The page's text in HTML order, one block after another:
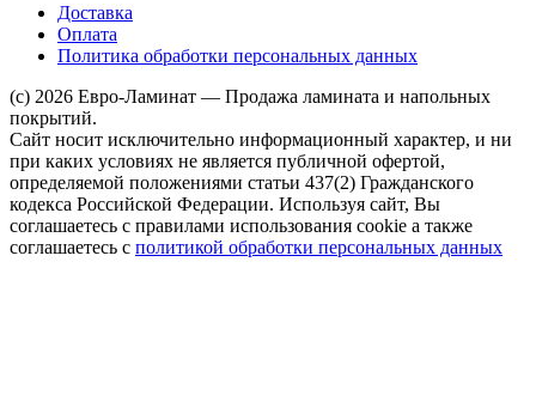
Доставка
Оплата
Политика обработки персональных данных
(c) 2026 Евро-Ламинат — Продажа ламината и напольных
покрытий.
Сайт носит исключительно информационный характер, и ни
при каких условиях не является публичной офертой,
определяемой положениями статьи 437(2) Гражданского
кодекса Российской Федерации. Используя сайт, Вы
соглашаетесь с правилами использования cookie а также
соглашаетесь с политикой обработки персональных данных